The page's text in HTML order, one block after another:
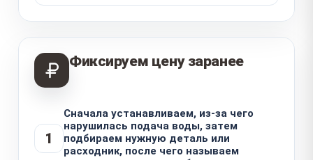
Фиксируем цену заранее
1
Сначала устанавливаем, из-за чего
нарушилась подача воды, затем
подбираем нужную деталь или
расходник, после чего называем